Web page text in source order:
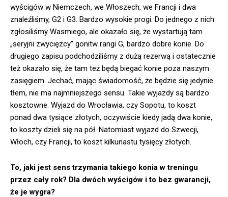
wyścigów w Niemczech, we Włoszech, we Francji i dwa
znaleźliśmy, G2 i G3. Bardzo wysokie progi. Do jednego z nich
zgłosiliśmy Wasmiego, ale okazało się, że wystartują tam
„seryjni zwycięzcy” gonitw rangi G, bardzo dobre konie. Do
drugiego zapisu podchodziliśmy z dużą rezerwą i ostatecznie
też okazało się, że tam też będą biegać konie poza naszym
zasięgiem. Jechać, mając świadomość, że będzie się jedynie
tłem, nie ma najmniejszego sensu. Takie wyjazdy są bardzo
kosztowne. Wyjazd do Wrocławia, czy Sopotu, to koszt
ponad dwa tysiące złotych, oczywiście kiedy jadą dwa konie,
to koszty dzieli się na pół. Natomiast wyjazd do Szwecji,
Włoch, czy Francji, to koszt kilkunastu tysięcy złotych.
To, jaki jest sens trzymania takiego konia w treningu
przez cały rok? Dla dwóch wyścigów i to bez gwarancji,
że je wygra?